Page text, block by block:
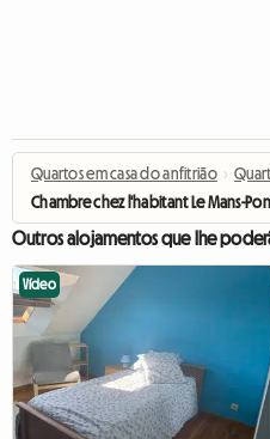
Quartos em casa do anfitrião ›
Chambre chez l'habitant Le Mans-
Outros alojamentos que lhe
Vídeo